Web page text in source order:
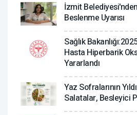
İzmit
Beslenme Uyarısı
Sağlık
Hasta Hiperbarik
Yararlandı
Yaz Sofralarının
Salatalar, Besleyici